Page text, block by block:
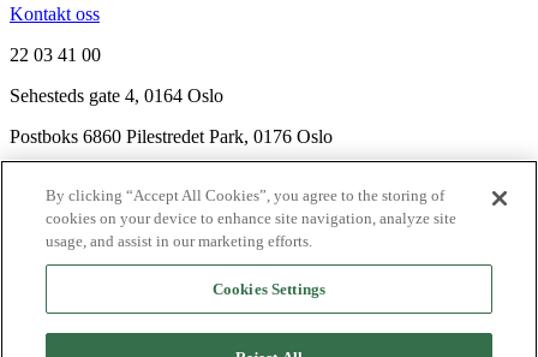
Kontakt oss
22 03 41 00
Sehesteds gate 4, 0164 Oslo
Postboks 6860 Pilestredet Park, 0176 Oslo
Nyhetsbrev
Ledige stillinger
Send inn manus
By clicking “Accept All Cookies”, you agree to the storing of
cookies on your device to enhance site navigation, analyze site
usage, and assist in our marketing efforts.
Cookies Settings